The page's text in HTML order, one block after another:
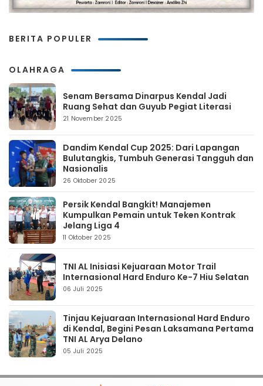
BERITA POPULER
OLAHRAGA
Senam Bersama Dinarpus Kendal Jadi
Ruang Sehat dan Guyub Pegiat Literasi
21 November 2025
Dandim Kendal Cup 2025: Dari Lapangan
Bulutangkis, Tumbuh Generasi Tangguh dan
Nasionalis
26 Oktober 2025
Persik Kendal Bangkit! Manajemen
Kumpulkan Pemain untuk Teken Kontrak
Jelang Liga 4
11 Oktober 2025
TNI AL Inisiasi Kejuaraan Motor Trail
Internasional Hard Enduro Ke-7 Hiu Selatan
06 Juli 2025
Tinjau Kejuaraan Internasional Hard Enduro
di Kendal, Begini Pesan Laksamana Pertama
TNI AL Arya Delano
05 Juli 2025